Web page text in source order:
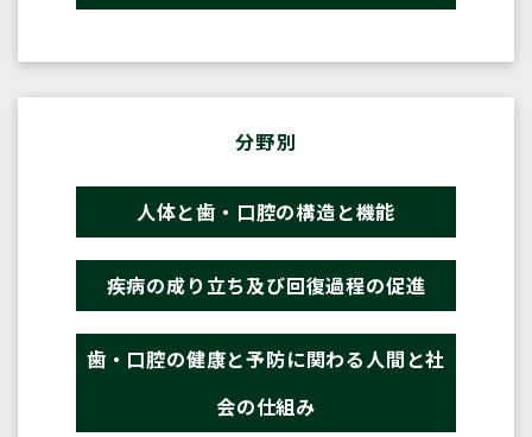
分野別
人体と歯・口腔の構造と機能
疾病の成り立ち及び回復過程の促進
歯・口腔の健康と予防に関わる人間と社
会の仕組み